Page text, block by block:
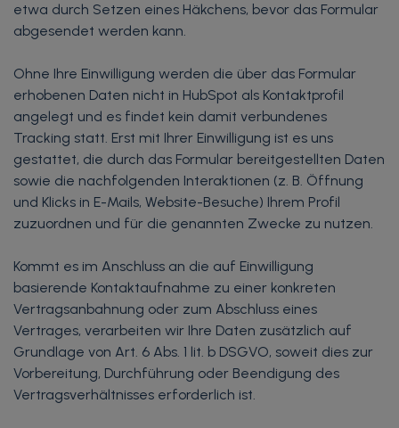
etwa durch Setzen eines Häkchens, bevor das Formular
abgesendet werden kann.
Ohne Ihre Einwilligung werden die über das Formular
erhobenen Daten nicht in HubSpot als Kontaktprofil
angelegt und es findet kein damit verbundenes
Tracking statt. Erst mit Ihrer Einwilligung ist es uns
gestattet, die durch das Formular bereitgestellten Daten
sowie die nachfolgenden Interaktionen (z. B. Öffnung
und Klicks in E-Mails, Website-Besuche) Ihrem Profil
zuzuordnen und für die genannten Zwecke zu nutzen.
Kommt es im Anschluss an die auf Einwilligung
basierende Kontaktaufnahme zu einer konkreten
Vertragsanbahnung oder zum Abschluss eines
Vertrages, verarbeiten wir Ihre Daten zusätzlich auf
Grundlage von Art. 6 Abs. 1 lit. b DSGVO, soweit dies zur
Vorbereitung, Durchführung oder Beendigung des
Vertragsverhältnisses erforderlich ist.